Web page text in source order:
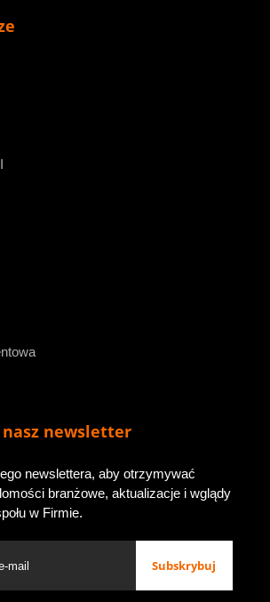
newsletter
newslettera, aby otrzymywać
branżowe, aktualizacje i wglądy
w Firmie.
Subskrybuj